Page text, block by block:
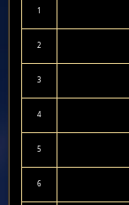
1
2
3
4
5
6